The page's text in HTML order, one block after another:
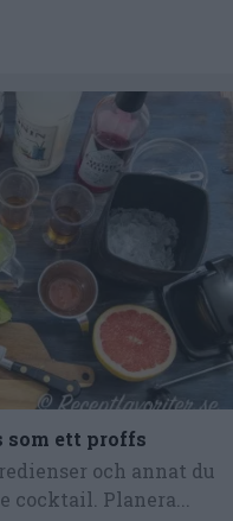
som ett proffs
och annat du
cocktail. Planera...